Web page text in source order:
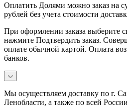
Оплатить Долями можно заказ на
рублей без учета стоимости
При оформлении заказа выберите
нажмите Подтвердить заказ.
оплате обычной картой. Оплата
банков.
Мы осуществляем доставку по г.
Ленобласти, а также по всей